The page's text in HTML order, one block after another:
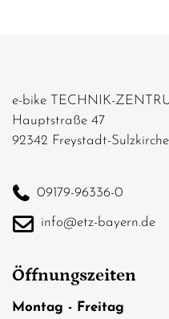
e-bike TECHNIK-
Hauptstraße 47
92342 Freystadt-
09179-96336-0
info@etz-bayern.de
Öffnungszeiten
Montag - Freitag